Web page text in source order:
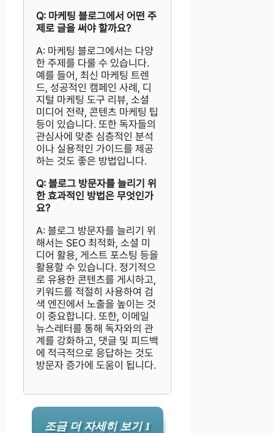
Q: 마케팅 블로그에서 어떤 주
제로 글을 써야 할까요?
A: 마케팅 블로그에서는 다양
한 주제를 다룰 수 있습니다.
예를 들어, 최신 마케팅 트렌
드, 성공적인 캠페인 사례, 디
지털 마케팅 도구 리뷰, 소셜
미디어 전략, 콘텐츠 마케팅 팁
등이 있습니다. 또한 독자들의
관심사에 맞춘 심층적인 분석
이나 실용적인 가이드를 제공
하는 것도 좋은 방법입니다.
Q: 블로그 방문자를 늘리기 위
한 효과적인 방법은 무엇인가
요?
A: 블로그 방문자를 늘리기 위
해서는 SEO 최적화, 소셜 미
디어 활용, 게스트 포스팅 등을
활용할 수 있습니다. 정기적으
로 유용한 콘텐츠를 게시하고,
키워드를 적절히 사용하여 검
색 엔진에서 노출을 높이는 것
이 중요합니다. 또한, 이메일
뉴스레터를 통해 독자와의 관
계를 강화하고, 댓글 및 피드백
에 적극적으로 응답하는 것도
방문자 증가에 도움이 됩니다.
조금 더 자세히 보기 1